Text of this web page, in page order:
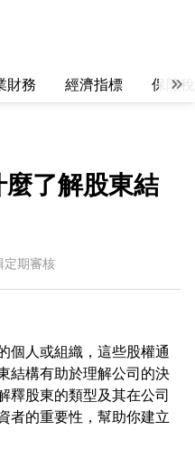
財務 經濟指標 保險
了解股東結
定期審核
個人或組織，這些股權通
結構有助於理解公司的決
釋股東的類型及其在公司
者的重要性，幫助你建立